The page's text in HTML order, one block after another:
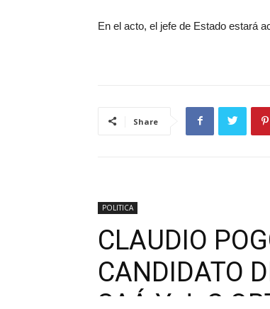
En el acto, el jefe de Estado estará
Share